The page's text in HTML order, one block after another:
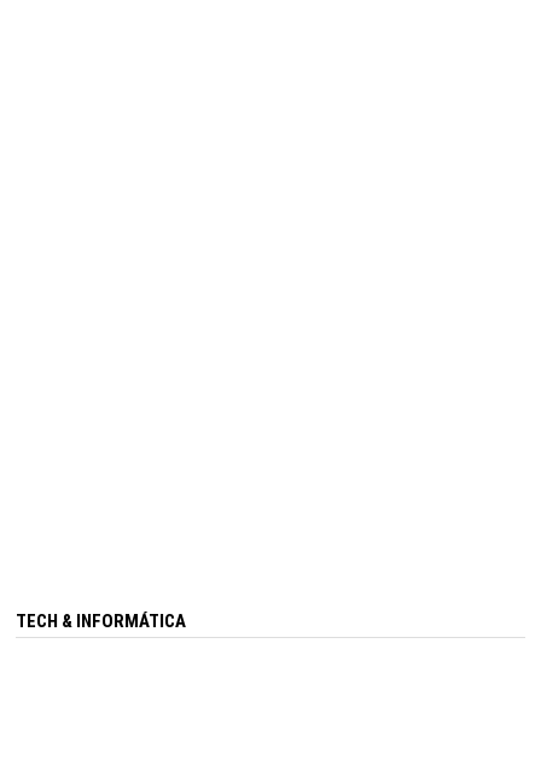
TECH & INFORMÁTICA